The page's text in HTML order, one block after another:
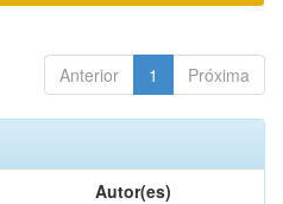
Anterior 1 Próxima
Autor(es)